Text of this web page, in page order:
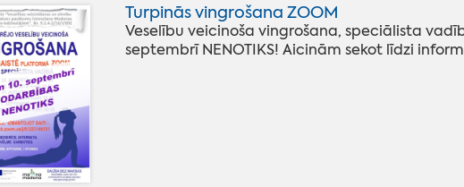
Turpinās vingrošana ZOOM
Veselību veicinoša vingrošana, speciālista
septembrī NENOTIKS! Aicinām sekot līdzi